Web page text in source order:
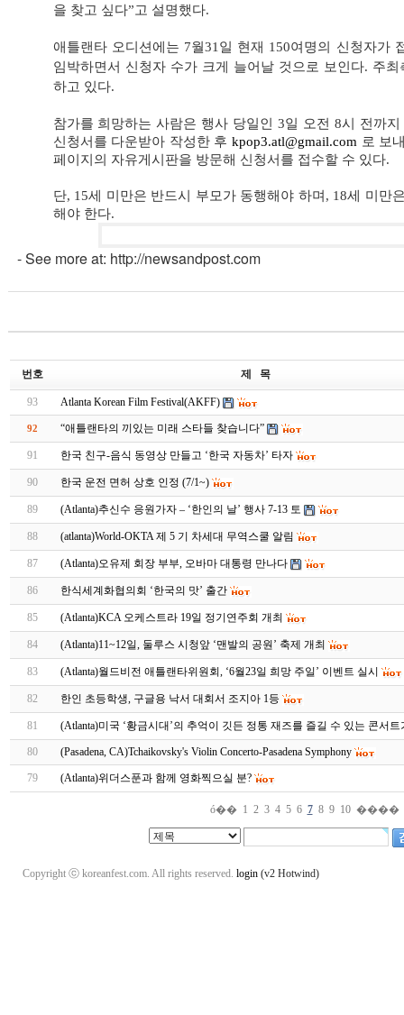
을 찾고 싶다”고 설명했다.
애틀랜타 오디션에는 7월31일 현재 150여명의 신청자가
임박하면서 신청자 수가 크게 늘어날 것으로 보인다. 주
하고 있다.
참가를 희망하는 사람은 행사 당일인 3일 오전 8시 전까지
신청서를 다운받아 작성한 후 kpop3.atl@gmail.com 로 보
페이지의 자유게시판을 방문해 신청서를 접수할 수 있다.
단, 15세 미만은 반드시 부모가 동행해야 하며, 18세 미만
해야 한다.
- See more at: http://newsandpost.com
번호 제 목
93 Atlanta Korean Film Festival(AKFF)
92 “애틀랜타의 끼있는 미래 스타들 찾습니다”
91 한국 친구-음식 동영상 만들고 ‘한국 자동차’ 타자
90 한국 운전 면허 상호 인정 (7/1~)
89 (Atlanta)추신수 응원가자 – ‘한인의 날’ 행사 7-13 토
88 (atlanta)World-OKTA 제 5 기 차세대 무역스쿨 알림
87 (Atlanta)오유제 회장 부부, 오바마 대통령 만나다
86 한식세계화협의회 ‘한국의 맛’ 출간
85 (Atlanta)KCA 오케스트라 19일 정기연주회 개최
84 (Atlanta)11~12일, 둘루스 시청앞 ‘맨발의 공원’ 축제 개최
83 (Atlanta)월드비전 애틀랜타위원회, ‘6월23일 희망 주일’ 이벤트 실시
82 한인 초등학생, 구글용 낙서 대회서 조지아 1등
81 (Atlanta)미국 ‘황금시대’의 추억이 깃든 정통 재즈를 즐길 수 있는 콘서
80 (Pasadena, CA)Tchaikovsky's Violin Concerto-Pasadena Symphony
79 (Atlanta)위더스푼과 함께 영화찍으실 분?
ó�� 1 2 3 4 5 6 7 8 9 10 ����
Copyright ⓒ koreanfest.com. All rights reserved. login (v2 Hotwind)